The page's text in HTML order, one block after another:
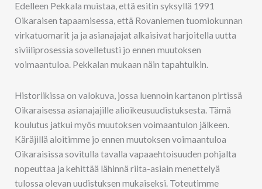
Edelleen Pekkala muistaa, että esitin syksyllä 1991
Oikaraisen tapaamisessa, että Rovaniemen tuomiokunnan
virkatuomarit ja ja asianajajat alkaisivat harjoitella uutta
siviiliprosessia sovelletusti jo ennen muutoksen
voimaantuloa. Pekkalan mukaan näin tapahtuikin.
Historiikissa on valokuva, jossa luennoin kartanon pirtissä
Oikaraisessa asianajajille alioikeusuudistuksesta. Tämä
koulutus jatkui myös muutoksen voimaantulon jälkeen.
Käräjillä aloitimme jo ennen muutoksen voimaantuloa
Oikaraisissa sovitulla tavalla vapaaehtoisuuden pohjalta
nopeuttaa ja kehittää lähinnä riita-asiain menettelyä
tulossa olevan uudistuksen mukaiseksi. Toteutimme